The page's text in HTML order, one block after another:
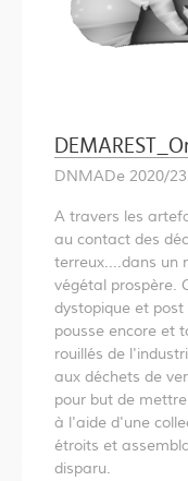
DNMADe 2020/
A travers les
au contact des
terreux....dans un
végétal prospère.
dystopique et
pousse encore et
rouillés de
aux déchets de
pour but de
à l'aide d'une
étroits et
disparu.